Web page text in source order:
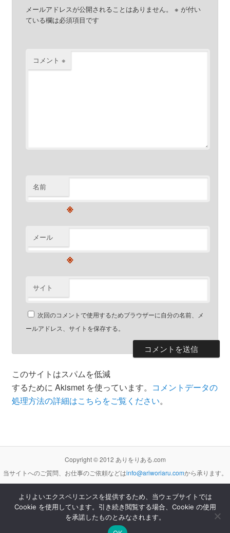
メールアドレスが公開されることはありません。 ※ が付い
ている欄は必須項目です
コメント ※
名前
※
メール
※
サイト
次回のコメントで使用するためブラウザーに自分の名前、メ
ールアドレス、サイトを保存する。
このサイトはスパムを低減
するために Akismet を使っています。 コメントデータの
処理方法の詳細はこちらをご覧ください。
Copyright © 2012 ありをりある.com
当サイトへのご質問、お仕事のご依頼などはinfo@ariworiaru.comから承ります。
本サイトの記事・内容は クリエイティブ・コモンズ 表示 - 非営利 - 改変禁止 3.0 非移植 ライセンス
の下に提供します。
Proudly powered by WordPress
よりよいエクスペリエンスを提供するため、当ウェブサイトでは
Cookie を使用しています。引き続き閲覧する場合、Cookie の使用
を承諾したものとみなされます。